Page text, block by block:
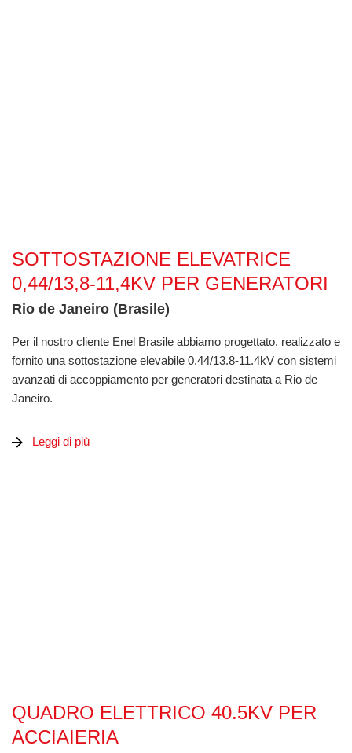
SOTTOSTAZIONE ELEVATRICE
0,44/13,8-11,4KV PER GENERATORI
Rio de Janeiro (Brasile)
Per il nostro cliente Enel Brasile abbiamo progettato, realizzato e
fornito una sottostazione elevabile 0.44/13.8-11.4kV con sistemi
avanzati di accoppiamento per generatori destinata a Rio de
Janeiro.
Leggi di più
QUADRO ELETTRICO 40.5KV PER
ACCIAIERIA